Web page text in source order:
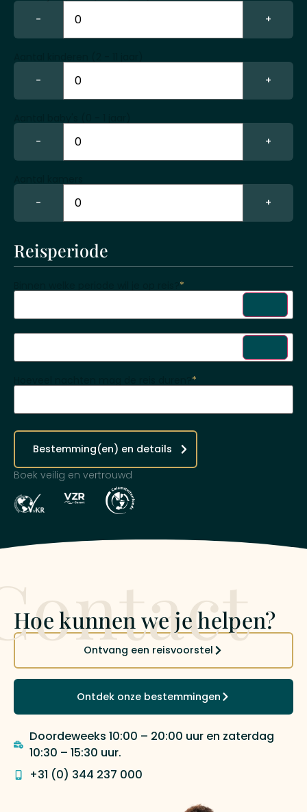
−
+
−
+
−
+
−
+
Reisperiode
*
*
Bestemming(en) en details
Boek veilig en vertrouwd
Hoe kunnen we je helpen?
Ontvang een reisvoorstel
Ontdek onze bestemmingen
Doordeweeks 10:00 – 20:00 uur en zaterdag
10:30 – 15:30 uur.
+31 (0) 344 237 000